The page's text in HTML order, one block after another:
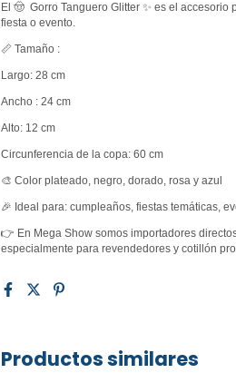
El 🤠 Gorro Tanguero Glitter ✨ es el
fiesta o evento.
📏 Tamaño :
Largo: 28 cm
Ancho : 24 cm
Alto: 12 cm
Circunferencia de la copa: 60 cm
🎨 Color plateado, negro, dorado, rosa y azul
🎉 Ideal para: cumpleaños, fiestas temáticas,
👉 En Mega Show somos importadores
especialmente para revendedores y cotillón
Productos similares